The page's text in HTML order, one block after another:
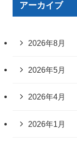
アーカイブ
2026年8月
2026年5月
2026年4月
2026年1月